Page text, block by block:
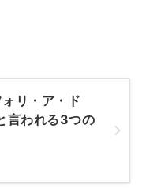
ォリ・ア・ド
言われる3つの